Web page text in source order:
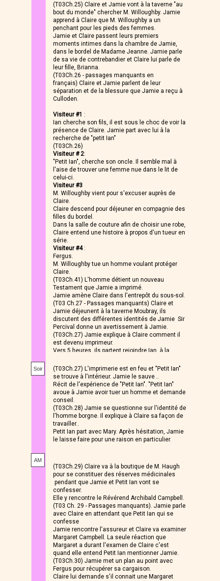
(T03Ch.25) Claire et Jamie vont à la taverne "au
bout du monde" chercher M. Willoughby. Jamie
apprend à Claire que M. Willoughby a un
penchant pour les pieds des femmes.
Jamie et Claire passent leurs premiers
moments intimes dans la chambre de Jamie,
dans le bordel de Madame Jeanne. Jamie parle
de sa vie de contrebandier et Claire lui parle de
leur fille, Brianna.
(T03Ch.26 - passages manquants en
français) Claire et Jamie parlent de leur
séparation et de la blessure que Jamie a reçu à
Culloden.
Visiteur #1 :
Ian cherche son fils, il est sous le choc de voir la
présence de Claire. Jamie part avec lui à la
recherche de "petit Ian"
(T03Ch.26)
Visiteur # 2:
"Petit Ian", cherche son oncle. Il semble mal à
l'aise de trouver une femme nue dans le lit de
celui-ci.
Visiteur #3
M. Willoughby vient pour s'excuser auprès de
Claire.
Claire descend pour déjeuner en compagnie des
filles du bordel.
Dans la salle de couture afin de choisir une robe,
Claire entend une histoire à propos d'un tueur en
série.
Visiteur #4:
Fergus.
M. Willoughby tue un homme voulant protéger
Claire.
(T03Ch.41) L'homme détient un nouveau
Testament que Jamie a imprimé.
Jamie amène Claire dans l'entrepôt du sous-sol.
(T03 Ch.27 - Passages manquants) Claire et
Jamie déjeunent à la taverne Moubray, ils
discutent des différentes identités de Jamie Sir
Percival donne un avertissement à Jamie.
(T03Ch.27) Jamie explique à Claire comment il
est devenu imprimeur.
Vers 5 heures, ils partent rejoindre Ian, à la
Soir
(T03Ch.27) L'imprimerie est en feu et "Petit Ian"
se trouve à l'intérieur. Jamie le sauve ..
Récit de l'expérience de "Petit Ian". "Petit Ian"
avoue à Jamie avoir tuer un homme et demande
conseil.
(T03Ch.28) Jamie se questionne sur l'identité de
l'homme borgne. Il explique à Claire sa façon de
travailler..
Petit Ian part avec Mary. Après hésitation, Jamie
le laisse faire pour une raison en particulier.
AM
(T03Ch.29) Claire va à la boutique de M. Haugh
pour se constituer des réserves médicinales
pendant que Jamie et Petit Ian vont se
confesser.
Elle y rencontre le Révérend Archibald Campbell.
(T03 Ch. 29 - Passages manquants). Jamie parle
avec Claire en attendant que Petit Ian qui se
confesse
Jamie rencontre l'assureur et Claire va examiner
Margaret Campbell. La seule réaction que
Margaret a durant l'examen de Claire c'est
quand elle entend Petit Ian mentionner Jamie.
(T03Ch.30) Jamie met un plan au point avec
Fergus pour récupérer sa cargaison.
Claire lui demande s'il connait une Margaret